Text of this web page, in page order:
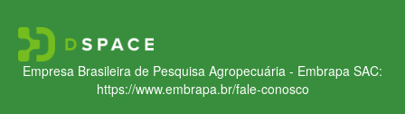
Empresa Brasileira de Pesquisa Agropecuária - Embrapa SAC:
https://www.embrapa.br/fale-conosco